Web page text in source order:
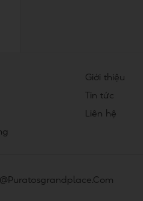
Giới thiệu
Tin tức
Liên hệ